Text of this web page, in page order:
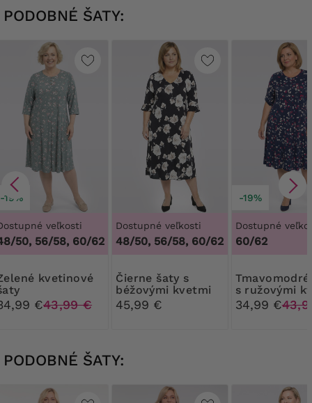
PODOBNÉ ŠATY:
-19%
veľkosti
50, 56/58, 60/62
€43,99 €
Dostupné veľkosti
48/50, 56/58, 60/62
Čierne šaty s
béžovými kvetmi
45,99 €
-19%
Dostupné
60/62
Tmavomodré šaty
s ružovými
34,99 €
PODOBNÉ ŠATY: